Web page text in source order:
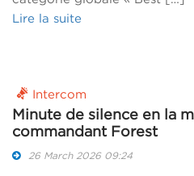
Lire la suite
Intercom
Minute de silence en la
commandant Forest
26 March 2026 09:24